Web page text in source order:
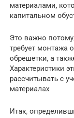
материалами,
капитальном
Это важно
требует монтажа
обрешетки, а
Характеристики
рассчитывать с
материалах
Итак,